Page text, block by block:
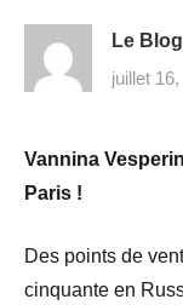
Le
juillet
Vannina
Paris !
Des points de
cinquante en